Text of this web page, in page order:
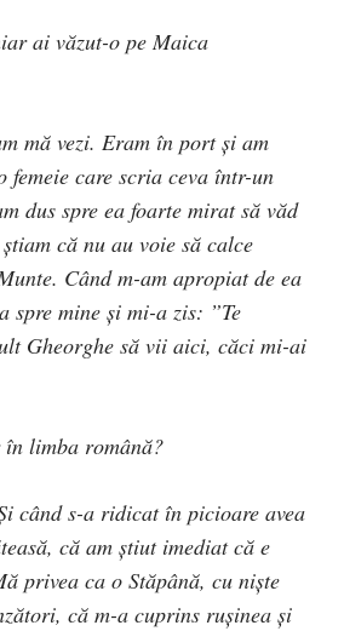
ai văzut-o pe Maica
mă vezi. Eram în port şi am
femeie care scria ceva într-un
dus spre ea foarte mirat să văd
că nu au voie să calce
Când m-am apropiat de ea
mine şi mi-a zis: ”Te
Gheorghe să vii aici, căci mi-ai
limba română?
când s-a ridicat în picioare avea
că am ştiut imediat că e
privea ca o Stăpână, cu nişte
că m-a cuprins ruşinea şi